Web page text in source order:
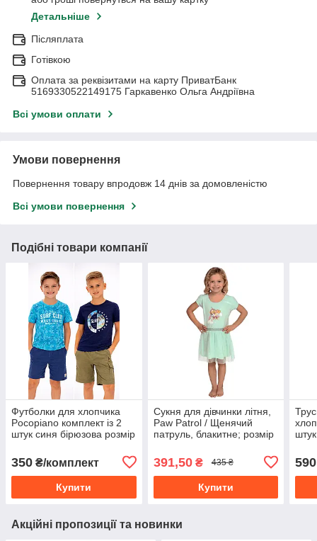
Детальніше
Післяплата
Готівкою
Оплата за реквізитами на карту ПриватБанк
5169330522149175 Гаркавенко Ольга Андріївна
Всі умови оплати
Умови повернення
Повернення товару впродовж 14 днів за домовленістю
Всі умови повернення
Подібні товари компанії
Футболки для хлопчика
Pocopiano комплект із 2
штук синя бірюзова розмір
350 ₴/комплект
Купити
Сукня для дівчинки літня,
Paw Patrol / Щенячий
патруль, блакитне; розмір
391,50₴ 435 ₴
Купити
590
Акційні пропозиції та новинки